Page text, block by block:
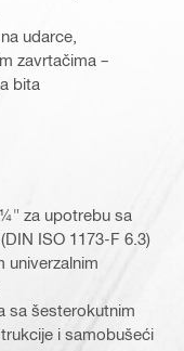
udarce,
zavrtačima –
bita
za upotrebu sa
ISO 1173-F 6.3)
univerzalnim
sa šesterokutnim
i samobušeći